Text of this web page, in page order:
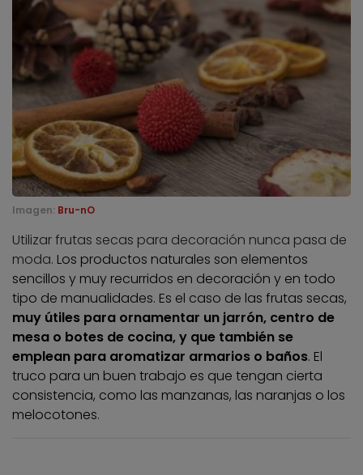
Imagen: Bru-nO
Utilizar frutas secas para decoración nunca pasa de
moda. Los productos naturales son elementos
sencillos y muy recurridos en decoración y en todo
tipo de manualidades. Es el caso de las frutas secas,
muy útiles para ornamentar un jarrón, centro de
mesa o botes de cocina, y que también se
emplean para aromatizar armarios o baños. El
truco para un buen trabajo es que tengan cierta
consistencia, como las manzanas, las naranjas o los
melocotones.